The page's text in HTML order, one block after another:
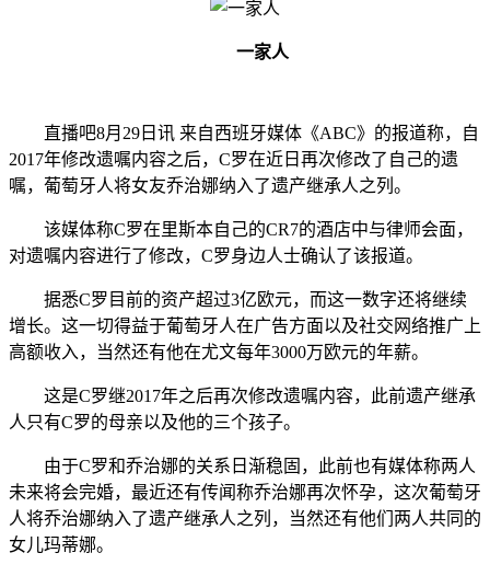
一家人
直播吧8月29日讯 来自西班牙媒体《ABC》的报道称，自
2017年修改遗嘱内容之后，C罗在近日再次修改了自己的遗
嘱，葡萄牙人将女友乔治娜纳入了遗产继承人之列。
该媒体称C罗在里斯本自己的CR7的酒店中与律师会面，
对遗嘱内容进行了修改，C罗身边人士确认了该报道。
据悉C罗目前的资产超过3亿欧元，而这一数字还将继续
增长。这一切得益于葡萄牙人在广告方面以及社交网络推广上
高额收入，当然还有他在尤文每年3000万欧元的年薪。
这是C罗继2017年之后再次修改遗嘱内容，此前遗产继承
人只有C罗的母亲以及他的三个孩子。
由于C罗和乔治娜的关系日渐稳固，此前也有媒体称两人
未来将会完婚，最近还有传闻称乔治娜再次怀孕，这次葡萄牙
人将乔治娜纳入了遗产继承人之列，当然还有他们两人共同的
女儿玛蒂娜。